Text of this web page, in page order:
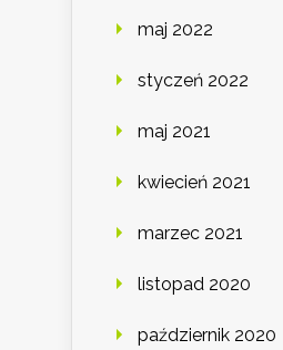
maj 2022
styczeń 2022
maj 2021
kwiecień 2021
marzec 2021
listopad 2020
październik 2020